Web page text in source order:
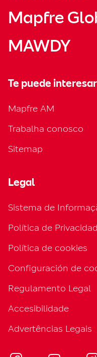
Mapfre
MAWDY
Te puede interesar
Mapfre AM
Trabalha conosco
Sitemap
Legal
Sistema de
Política de
Política de cookies
Configuración de
Regulamento Legal
Accesibilidade
Advertências Legais